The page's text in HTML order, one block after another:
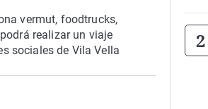
vermut, foodtrucks,
realizar un viaje
sociales de Vila Vella